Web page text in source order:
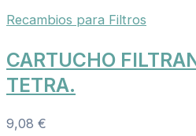
Recambios para Filtros
CARTUCHO
TETRA.
9,08 €